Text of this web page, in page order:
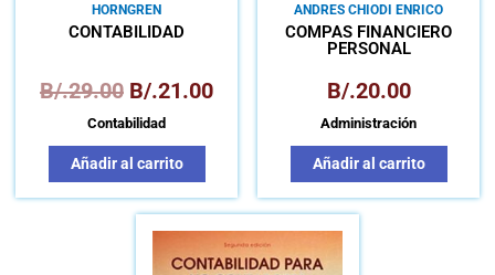
HORNGREN
CONTABILIDAD
B/.29.00 B/.21.00
Contabilidad
Añadir al carrito
ANDRES CHIODI ENRICO
COMPÁS FINANCIERO
PERSONAL
B/.20.00
Administración
Añadir al carrito